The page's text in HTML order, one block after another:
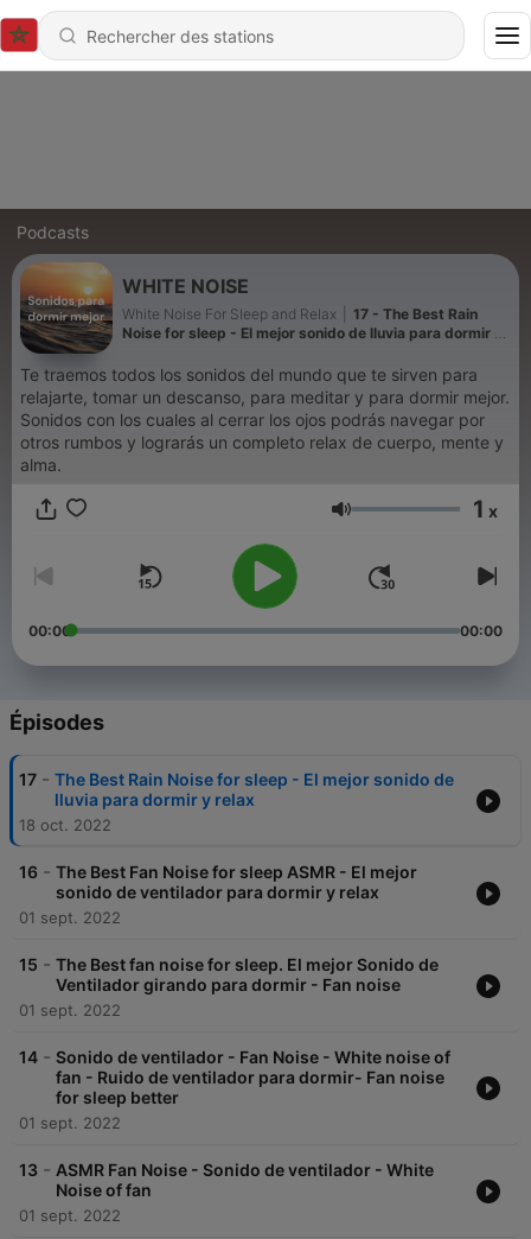
Podcasts
WHITE NOISE
White Noise For Sleep and Relax
17 - The Best Rain
Noise for sleep - El mejor sonido de lluvia para dormir y
Te traemos todos los sonidos del mundo que te sirven para
relajarte, tomar un descanso, para meditar y para dormir mejor.
Sonidos con los cuales al cerrar los ojos podrás navegar por
otros rumbos y lograrás un completo relax de cuerpo, mente y
alma.
Volume 1 x
00:00 00:00
Épisodes
17 - The Best Rain Noise for sleep - El mejor sonido de
lluvia para dormir y relax
18 oct. 2022
16 - The Best Fan Noise for sleep ASMR - El mejor
sonido de ventilador para dormir y relax
01 sept. 2022
15 - The Best fan noise for sleep. El mejor Sonido de
Ventilador girando para dormir - Fan noise
01 sept. 2022
14 - Sonido de ventilador - Fan Noise - White noise of
fan - Ruido de ventilador para dormir- Fan noise
for sleep better
01 sept. 2022
13 - ASMR Fan Noise - Sonido de ventilador - White
Noise of fan
01 sept. 2022